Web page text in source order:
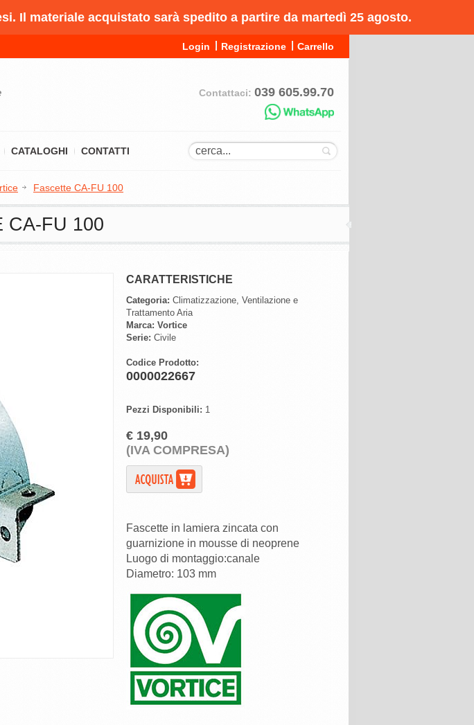
Il materiale acquistato sarà spedito a partire da martedì 25 agosto.
Login Registrazione Carrello
Contattaci: 039 605.99.70
CATALOGHI CONTATTI
Fascette CA-FU 100
CA-FU 100
CARATTERISTICHE
Categoria: Climatizzazione, Ventilazione e
Trattamento Aria
Marca: Vortice
Serie: Civile
Codice Prodotto:
0000022667
Pezzi Disponibili: 1
€ 19,90
(IVA COMPRESA)
Fascette in lamiera zincata con
guarnizione in mousse di neoprene
Luogo di montaggio:canale
Diametro: 103 mm